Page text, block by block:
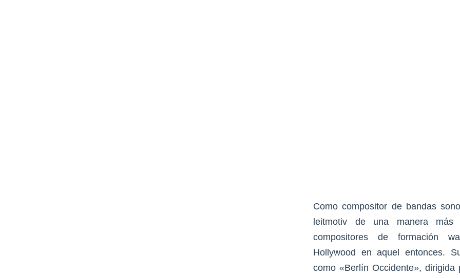
Como compositor de bandas
leitmotiv de una manera
compositores de formación
Hollywood en aquel entonces.
como «Berlín Occidente», dirigida